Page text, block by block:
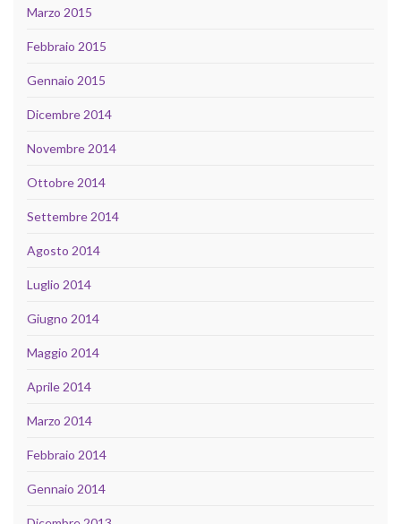
Marzo 2015
Febbraio 2015
Gennaio 2015
Dicembre 2014
Novembre 2014
Ottobre 2014
Settembre 2014
Agosto 2014
Luglio 2014
Giugno 2014
Maggio 2014
Aprile 2014
Marzo 2014
Febbraio 2014
Gennaio 2014